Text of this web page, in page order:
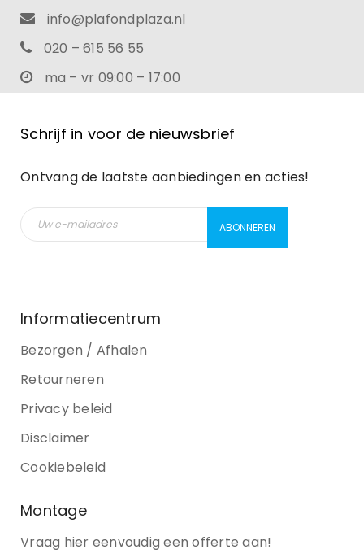
info@plafondplaza.nl
020 – 615 56 55
ma – vr 09:00 – 17:00
Schrijf in voor de nieuwsbrief
Ontvang de laatste aanbiedingen en acties!
Informatiecentrum
Bezorgen / Afhalen
Retourneren
Privacy beleid
Disclaimer
Cookiebeleid
Montage
Vraag hier eenvoudig een offerte aan!